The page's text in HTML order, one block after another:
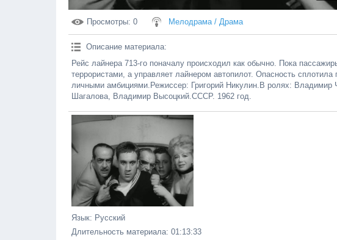
Просмотры: 0 Мелодрама / Драма
Описание материала:
Рейс лайнера 713-го поначалу происходил как обычно. Пока
террористами, а управляет лайнером автопилот. Опасность
личными амбициями.Режиссер: Григорий Никулин.В ролях:
Шагалова, Владимир Высоцкий.СССР. 1962 год.
Язык: Русский
Длительность материала: 01:13:33